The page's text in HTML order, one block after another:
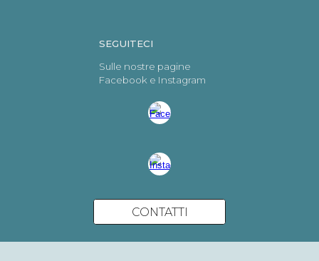
SEGUITECI
Sulle nostre pagine
Facebook e Instagram
CONTATTI